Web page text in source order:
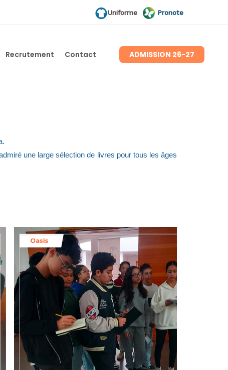
Uniforme Pronote
Recrutement Contact ADMISSION 26-27
une large sélection de livres pour tous les âges